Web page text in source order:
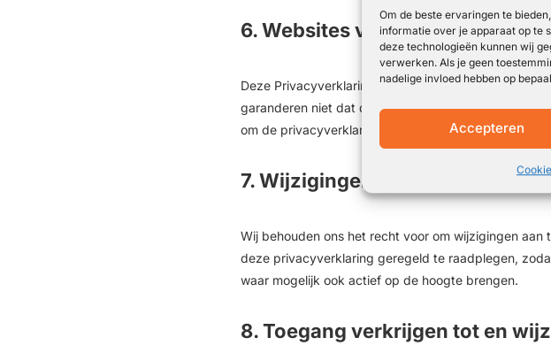
Om de beste ervaringen te
informatie over je apparaat op te
deze technologieën kunnen wij
verwerken. Als je geen
nadelige invloed hebben op
Accepteren
6. Websites van derden
Deze Privacyverklaring heeft geen betrekking op
garanderen niet dat deze sites uw
om de privacyverklaringen van deze sites te lezen
7. Wijzigingen in deze
Wij behouden ons het recht voor om wijzigingen
deze privacyverklaring geregeld te raadplegen,
waar mogelijk ook actief op de hoogte brengen.
8. Toegang verkrijgen tot en